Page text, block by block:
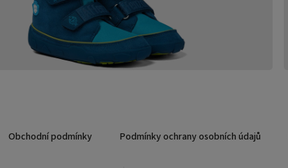
Obchodní podmínky Podmínky ochrany osobních údajů